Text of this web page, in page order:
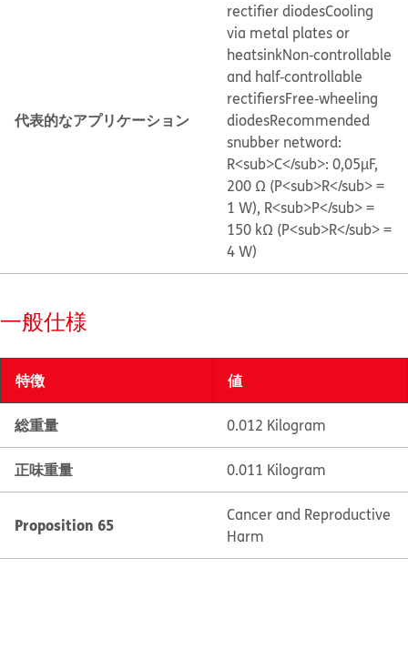
代表的なアプリケーション
rectifier diodesCooling
via metal plates or
heatsinkNon‐controllable
and half‐controllable
rectifiersFree‐wheeling
diodesRecommended
snubber netword:
R<sub>C</sub>: 0,05µF,
200 Ω (P<sub>R</sub> =
1 W), R<sub>P</sub> =
150 kΩ (P<sub>R</sub> =
4 W)
一般仕様
特徴 値
総重量 0.012 Kilogram
正味重量 0.011 Kilogram
Proposition 65
Cancer and Reproductive
Harm